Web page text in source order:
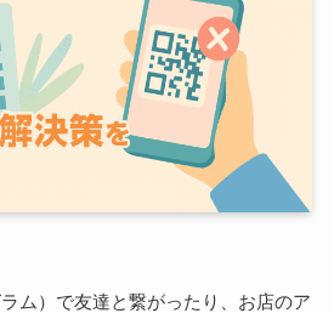
ム）で友達と繋がったり、お店のア